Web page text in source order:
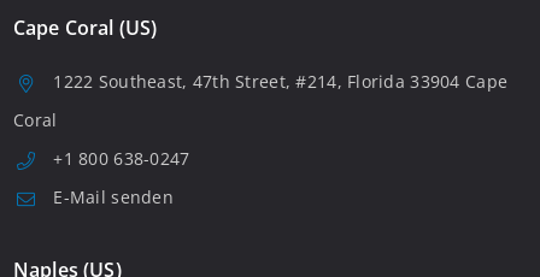
Cape Coral (US)
1222 Southeast, 47th Street, #214, Florida 33904 Cape
Coral
+1 800 638-0247
E-Mail senden
Naples (US)